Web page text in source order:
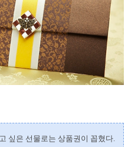
싶은 선물로는 상품권이 꼽혔다.